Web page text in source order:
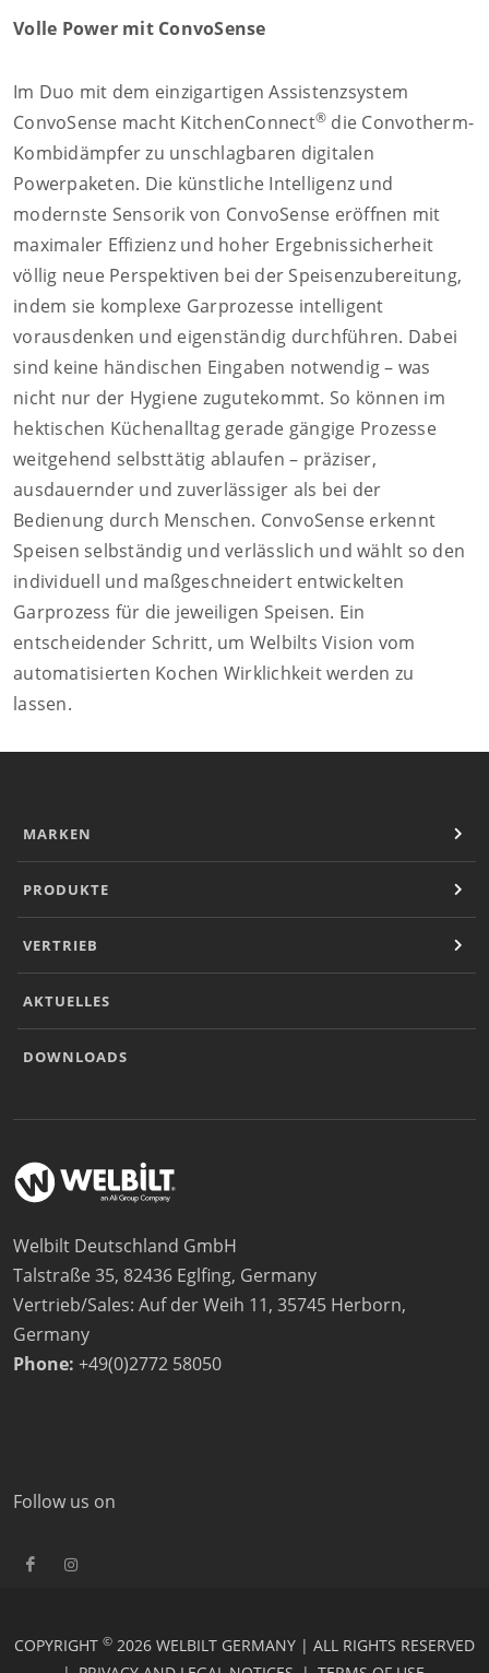
Volle Power mit ConvoSense
Im Duo mit dem einzigartigen Assistenzsystem
ConvoSense macht KitchenConnect® die Convotherm-
Kombidämpfer zu unschlagbaren digitalen
Powerpaketen. Die künstliche Intelligenz und
modernste Sensorik von ConvoSense eröffnen mit
maximaler Effizienz und hoher Ergebnissicherheit
völlig neue Perspektiven bei der Speisenzubereitung,
indem sie komplexe Garprozesse intelligent
vorausdenken und eigenständig durchführen. Dabei
sind keine händischen Eingaben notwendig – was
nicht nur der Hygiene zugutekommt. So können im
hektischen Küchenalltag gerade gängige Prozesse
weitgehend selbsttätig ablaufen – präziser,
ausdauernder und zuverlässiger als bei der
Bedienung durch Menschen. ConvoSense erkennt
Speisen selbständig und verlässlich und wählt so den
individuell und maßgeschneidert entwickelten
Garprozess für die jeweiligen Speisen. Ein
entscheidender Schritt, um Welbilts Vision vom
automatisierten Kochen Wirklichkeit werden zu
lassen.
MARKEN
PRODUKTE
VERTRIEB
AKTUELLES
DOWNLOADS
Welbilt Deutschland GmbH
Talstraße 35, 82436 Eglfing, Germany
Vertrieb/Sales: Auf der Weih 11, 35745 Herborn,
Germany
Phone: +49(0)2772 58050
Follow us on
COPYRIGHT © 2026 WELBILT GERMANY | ALL RIGHTS RESERVED